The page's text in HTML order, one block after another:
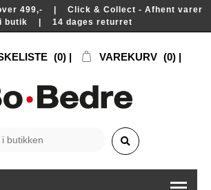
499,- | Click & Collect - Afhent varer
i butik | 14 dages returret
(0) VAREKURV (0)